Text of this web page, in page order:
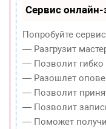
Сервис
Попробуйте
— Разгрузит
— Позволит гибко
— Разошлет
— Позволит
— Позволит
— Поможет